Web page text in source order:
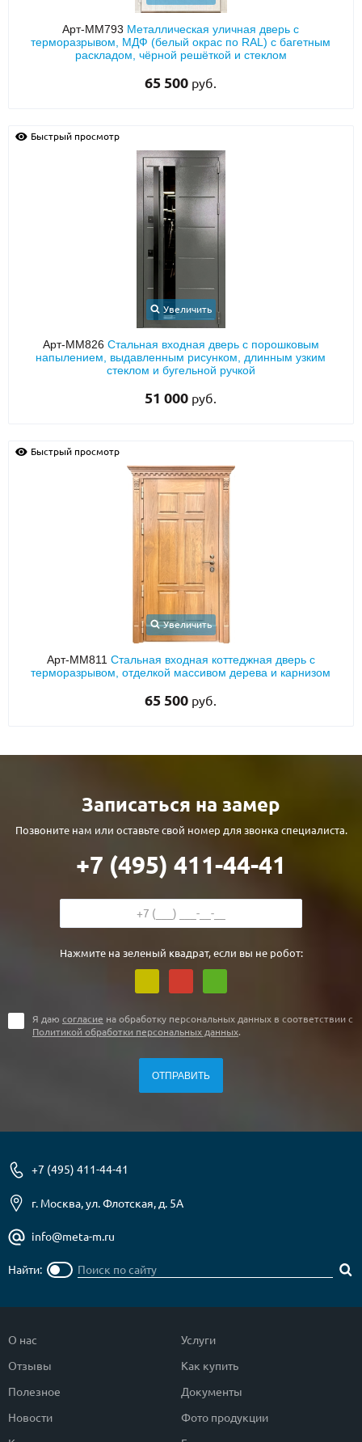
Арт-ММ793 Металлическая уличная дверь с
терморазрывом, МДФ (белый окрас по RAL) с багетным
раскладом, чёрной решёткой и стеклом
65 500 руб.
Быстрый просмотр
Увеличить
Арт-ММ826 Стальная входная дверь с порошковым
напылением, выдавленным рисунком, длинным узким
стеклом и бугельной ручкой
51 000 руб.
Быстрый просмотр
Увеличить
Арт-ММ811 Стальная входная коттеджная дверь с
терморазрывом, отделкой массивом дерева и карнизом
65 500 руб.
Записаться на замер
Позвоните нам или оставьте свой номер для звонка специалиста.
+7 (495) 411-44-41
Нажмите на зеленый квадрат, если вы не робот:
Я даю согласие на обработку персональных данных в соответствии с
Политикой обработки персональных данных.
+7 (495) 411-44-41
г. Москва, ул. Флотская, д. 5А
info@meta-m.ru
Найти:
О нас
Отзывы
Полезное
Новости
Услуги
Как купить
Документы
Фото продукции